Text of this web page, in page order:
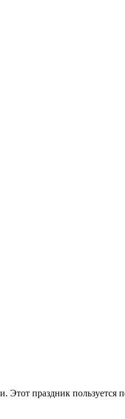
праздник пользуется